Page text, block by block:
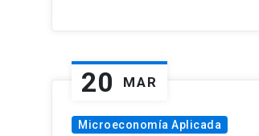
20 MAR
Microeconomía Aplicada